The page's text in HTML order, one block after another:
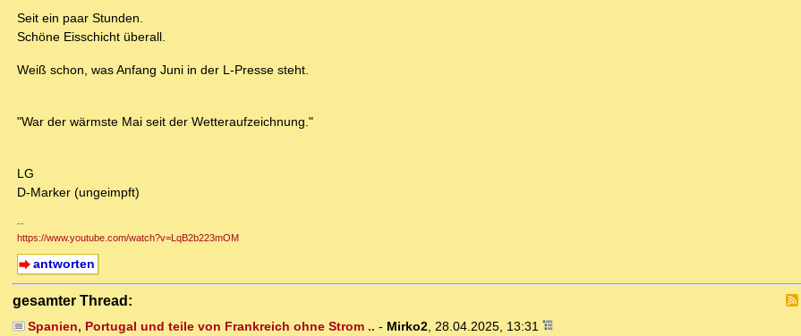
Seit ein paar Stunden.
Schöne Eisschicht überall.
Weiß schon, was Anfang Juni in der L-Presse steht.
"War der wärmste Mai seit der Wetteraufzeichnung."
LG
D-Marker (ungeimpft)
--
https://www.youtube.com/watch?v=LqB2b223mOM
antworten
gesamter Thread:
Spanien, Portugal und teile von Frankreich ohne Strom .. - Mirko2, 28.04.2025, 13:31